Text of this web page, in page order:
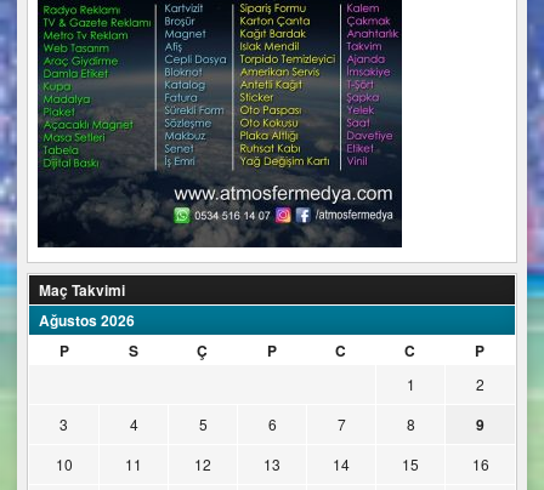
Maç Takvimi
Ağustos 2026
P
S Ç P C C P
1
2
3
4 5 6 7 8 9
10 11 12 13 14 15
16